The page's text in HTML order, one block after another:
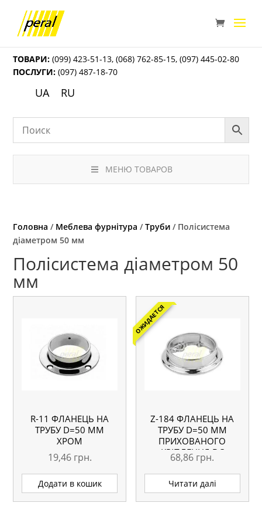
ТОВАРИ: (099) 423-51-13,(068) 762-85-15,(097) 445-02-80
ПОСЛУГИ: (097) 487-18-70
UA RU
МЕНЮ ТОВАРОВ
Головна / Меблева фурнітура /Труби / Полісистема
діаметром 50 мм
Полісистема діаметром 50
мм
R-11 ФЛАНЕЦЬ НА
ТРУБУ D=50 ММ
ХРОМ
19,46 грн.
Додати в кошик
ОЖИДАЕТСЯ
Z-184 ФЛАНЕЦЬ НА
ТРУБУ D=50 ММ
ПРИХОВАНОГО
КРІПЛЕННЯ DC
68,86 грн.
Читати далі